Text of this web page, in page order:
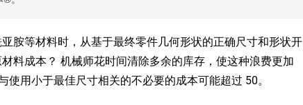
胺等材料时，从基于最终零件几何形状的正确尺寸和形状开
料成本？ 机械师花时间清除多余的库存，使这种浪费更加
用小于最佳尺寸相关的不必要的成本可能超过 50。